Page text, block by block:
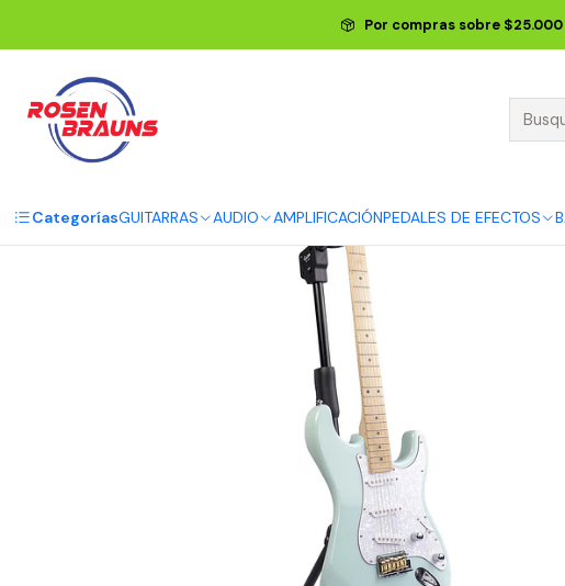
CategoríasGUITARRAS AUDIO AMPLIFICACIÓNPEDALES DE EFECTOS
Por compras sobre Inicio